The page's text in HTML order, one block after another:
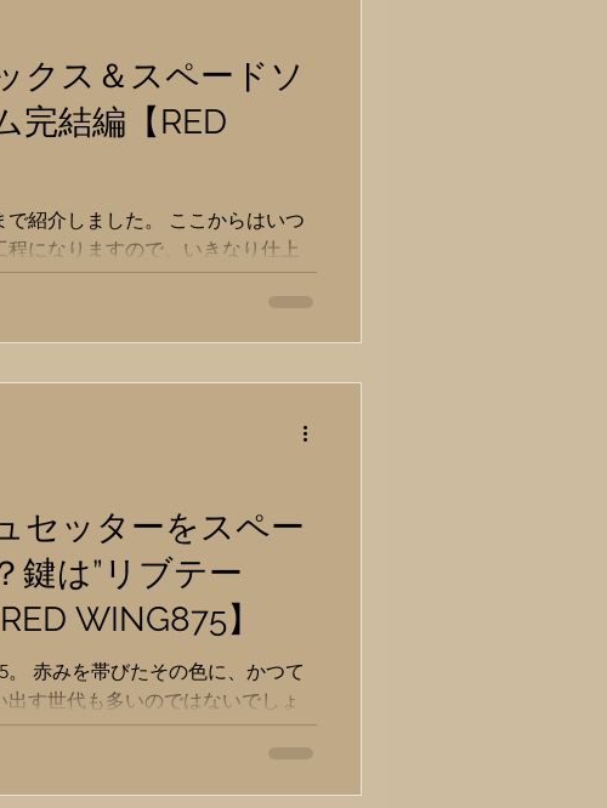
まず部分に内臓される強固な芯
つ、バネのようにしなることで体
い歩行のエネルギーに変換してく
。 これがないと屈曲位置がズレて
パーや底材の歪みを助長してし
ーンが接地しているトラクション
ルは、最初からシャンクが入って
ルがシャンクの役割を果たしてい
クス＆スペードソ
完結編【RED
紹介しました。 ここからはいつ
程になりますので、いきなり仕上
（踏みつけ部分とヒール部分はボ
ずのはくびれを意識） （ダシ糸は
セッターをスペー
鍵は”リブテー
WING875】
。 赤みを帯びたその色に、かつて
す世代も多いのではないでしょ
損ねていたので「VINTAGE RED
客様のご要望は、 「レザーソール